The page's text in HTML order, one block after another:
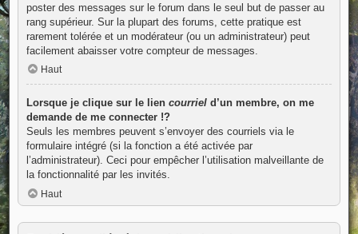
poster des messages sur le forum dans le seul but de passer au
rang supérieur. Sur la plupart des forums, cette pratique est
rarement tolérée et un modérateur (ou un administrateur) peut
facilement abaisser votre compteur de messages.
Haut
Lorsque je clique sur le lien courrield’un membre, on me
demande de me connecter !?
Seuls les membres peuvent s’envoyer des courriels via le
formulaire intégré (si la fonction a été activée par
l’administrateur). Ceci pour empêcher l’utilisation malveillante de
la fonctionnalité par les invités.
Haut